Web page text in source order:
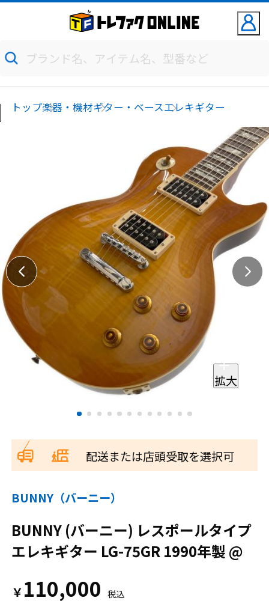
トップ楽器・機材ギター・ベースエレキギター
拡大
配送または店頭受取を選択可
BUNNY（バーニー）
BUNNY (バーニー) レスポールタイプ
エレキギター LG-75GR 1990年製 @
￥ 110,000